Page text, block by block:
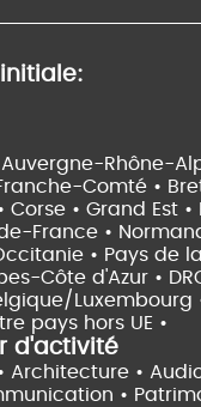
Auvergne-Rhône-
Comté •
Corse • Grand Est •
France •
• Pays de
Côte d'Azur •
Luxembourg
pays hors UE •
d'activité
Architecture •
•